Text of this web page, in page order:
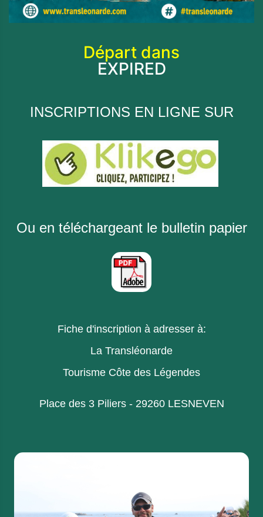
Départ dans
EXPIRED
INSCRIPTIONS EN LIGNE SUR
Ou en téléchargeant le bulletin papier
Fiche d'inscription à adresser à:
La Transléonarde
Tourisme Côte des Légendes
Place des 3 Piliers - 29260 LESNEVEN